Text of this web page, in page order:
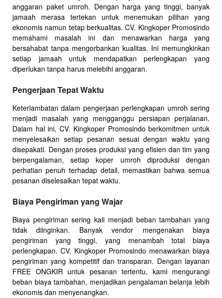
anggaran paket umroh. Dengan harga yang tinggi, banyak
jamaah merasa tertekan untuk menemukan pilihan yang
ekonomis namun tetap berkualitas. CV. Kingkoper Promosindo
memahami masalah ini dan menawarkan harga yang
bersahabat tanpa mengorbankan kualitas. Ini memungkinkan
setiap jamaah untuk mendapatkan perlengkapan yang
diperlukan tanpa harus melebihi anggaran.
Pengerjaan Tepat Waktu
Keterlambatan dalam pengerjaan perlengkapan umroh sering
menjadi masalah yang mengganggu persiapan perjalanan.
Dalam hal ini, CV. Kingkoper Promosindo berkomitmen untuk
menyelesaikan setiap pesanan sesuai dengan waktu yang
disepakati. Dengan proses produksi yang efisien dan tim yang
berpengalaman, setiap koper umroh diproduksi dengan
perhatian penuh terhadap detail, memastikan bahwa semua
pesanan diselesaikan tepat waktu.
Biaya Pengiriman yang Wajar
Biaya pengiriman sering kali menjadi beban tambahan yang
tidak diinginkan. Banyak vendor mengenakan biaya
pengiriman yang tinggi, yang menambah total biaya
perlengkapan. CV. Kingkoper Promosindo menawarkan biaya
pengiriman yang kompetitif dan transparan. Dengan layanan
FREE ONGKIR untuk pesanan tertentu, kami mengurangi
beban biaya tambahan, menjadikan pengalaman belanja lebih
ekonomis dan menyenangkan.